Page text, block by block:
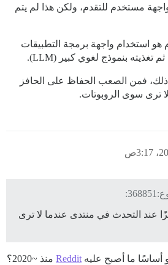
مستخدم للتقدم، ولكن هذا لم يتم
هو استخدام واجهة برمجة التطبيقات
فمن الصعب الحفاظ على الحافز
ترى سوى الروبوتات.
عند التحدث في منتدى عندما لا ترى
Reddit منذ ~2020؟